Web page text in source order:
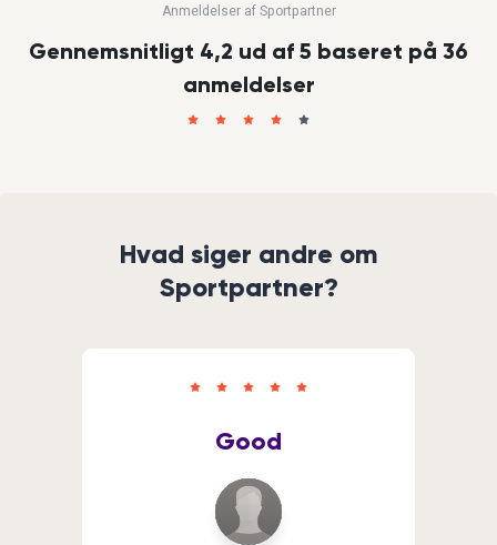
Anmeldelser af Sportpartner
Gennemsnitligt 4,2 ud af 5 baseret på 36
anmeldelser
Hvad siger andre om
Sportpartner?
Good